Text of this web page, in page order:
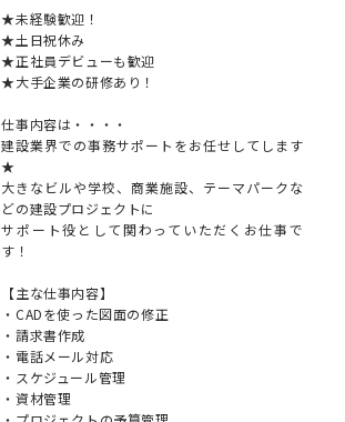
★未経験歓迎！
★土日祝休み
★正社員デビューも歓迎
★大手企業の研修あり！
仕事内容は・・・・
建設業界での事務サポートをお任せしてします
★
大きなビルや学校、商業施設、テーマパークな
どの建設プロジェクトに
サポート役として関わっていただくお仕事で
す！
【主な仕事内容】
・CADを使った図面の修正
・請求書作成
・電話メール対応
・スケジュール管理
・資材管理